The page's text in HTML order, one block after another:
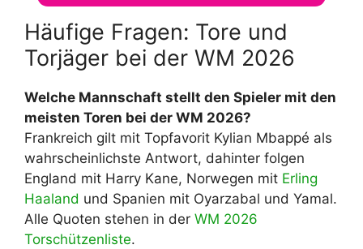
Häufige Fragen: Tore und
Torjäger bei der WM 2026
Welche Mannschaft stellt den Spieler mit den
meisten Toren bei der WM 2026?
Frankreich gilt mit Topfavorit Kylian Mbappé als
wahrscheinlichste Antwort, dahinter folgen
England mit Harry Kane, Norwegen mit Erling
Haaland und Spanien mit Oyarzabal und Yamal.
Alle Quoten stehen in der WM 2026
Torschützenliste.